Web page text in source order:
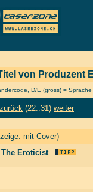
von Produzent
D/E (gross) =
zurück (22..31) weiter
mit Cover)
Eroticist